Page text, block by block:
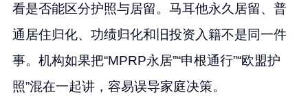
看是否能区分护照与居留。马耳他永久居留、普
通居住归化、功绩归化和旧投资入籍不是同一件
事。机构如果把“MPRP永居”“申根通行”“欧盟护
照”混在一起讲，容易误导家庭决策。